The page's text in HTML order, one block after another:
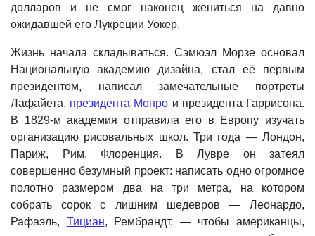
долларов и не смог наконец жениться на давно
ожидавшей его Лукреции Уокер.
Жизнь начала складываться. Сэмюэл Морзе основал
Национальную академию дизайна, стал её первым
президентом, написал замечательные портреты
Лафайета, президента Монро и президента Гаррисона.
В 1829-м академия отправила его в Европу изучать
организацию рисовальных школ. Три года — Лондон,
Париж, Рим, Флоренция. В Лувре он затеял
совершенно безумный проект: написать одно огромное
полотно размером два на три метра, на котором
собрать сорок с лишним шедевров — Леонардо,
Рафаэль, Тициан, Рембрандт, — чтобы американцы,